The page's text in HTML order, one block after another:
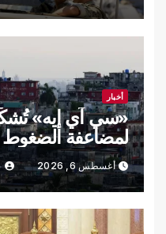
أخبار
«سي آي إيه»
لمضاعفة الضغوط
أغسطس 6, 2026